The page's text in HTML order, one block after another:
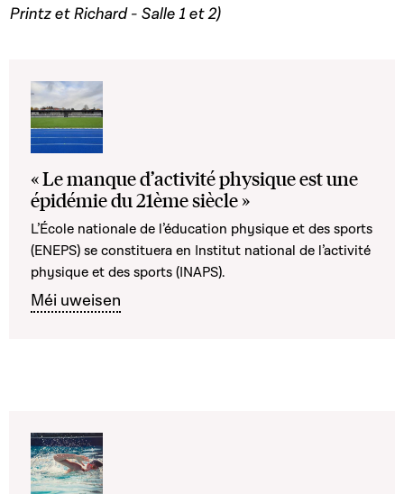
Printz et Richard - Salle 1 et 2)
« Le manque d’activité physique est une
épidémie du 21ème siècle »
L’École nationale de l’éducation physique et des sports
(ENEPS) se constituera en Institut national de l’activité
physique et des sports (INAPS).
Méi uweisen